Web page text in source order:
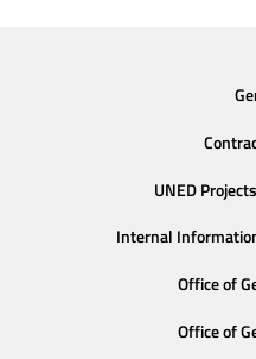
UNED
Internal
Office of
Office of